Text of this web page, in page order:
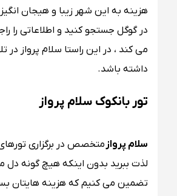
هزینه به این شهر زیبا و هیجان
در گوگل جستجو کنید و اطلاعاتی را
می کند ، در این راستا سلام پرواز
داشته باشد.
تور بانکوک سلام پرواز
سلام پروازمتخصص در برگزاری
لذت ببرید بدون اینکه هیچ گونه دل
تضمین می کنیم که هزینه هایتان